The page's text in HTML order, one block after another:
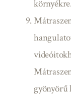
környékre.
gyönyörű